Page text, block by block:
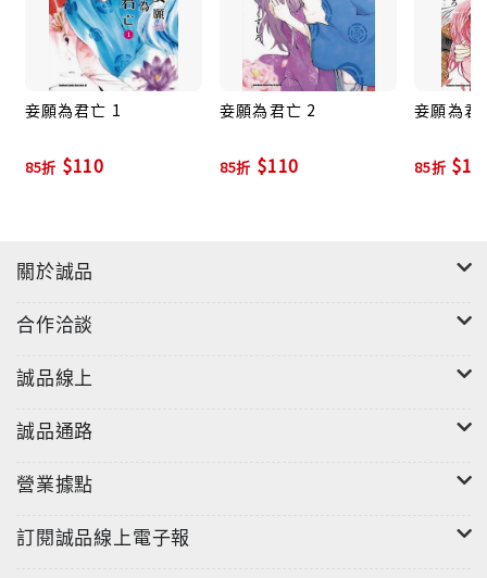
妾願為君亡 1
85折 $110
妾願為君亡 2
85折 $110
妾願為君
85折
關於誠品
合作洽談
誠品線上
誠品通路
營業據點
訂閱誠品線上電子報